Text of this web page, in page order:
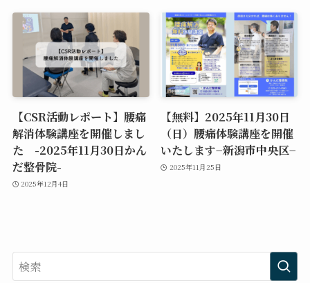
【CSR活動レポート】腰痛
解消体験講座を開催しまし
た -2025年11月30日かん
だ整骨院-
2025年12月4日
【無料】2025年11月30日
（日）腰痛体験講座を開催
いたします−新潟市中央区−
2025年11月25日